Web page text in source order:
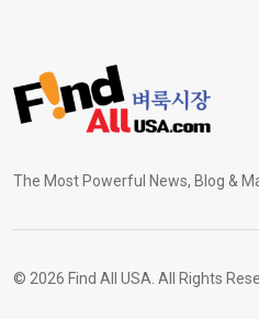
The Most Powerful News, Blog &
© 2026 Find All USA. All Rights